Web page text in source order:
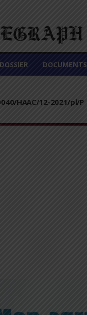
DOSSIER DOCUMENTS
HAAC/12-2021/pl/P